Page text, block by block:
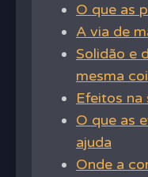
O que as
A via de
Solidão e
mesma
Efeitos na
O que as
ajuda
Onde a